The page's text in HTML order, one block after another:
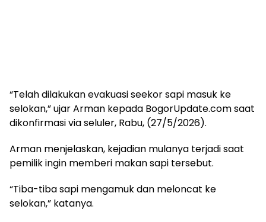
“Telah dilakukan evakuasi seekor sapi masuk ke
selokan,” ujar Arman kepada BogorUpdate.com saat
dikonfirmasi via seluler, Rabu, (27/5/2026).
Arman menjelaskan, kejadian mulanya terjadi saat
pemilik ingin memberi makan sapi tersebut.
“Tiba-tiba sapi mengamuk dan meloncat ke
selokan,” katanya.